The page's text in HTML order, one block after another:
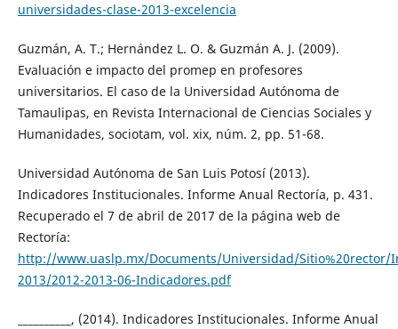
universidades-clase-2013-excelencia
Guzmán, A. T.; Hernández L. O. & Guzmán A. J. (2009).
Evaluación e impacto del promep en profesores
universitarios. El caso de la Universidad Autónoma de
Tamaulipas, en Revista Internacional de Ciencias Sociales y
Humanidades, sociotam, vol. xix, núm. 2, pp. 51-68.
Universidad Autónoma de San Luis Potosí (2013).
Indicadores Institucionales. Informe Anual Rectoría, p. 431.
Recuperado el 7 de abril de 2017 de la página web de
Rectoría:
http://www.uaslp.mx/Documents/Universidad/Sitio%20rector/
2013/2012-2013-06-Indicadores.pdf
__________, (2014). Indicadores Institucionales. Informe Anual